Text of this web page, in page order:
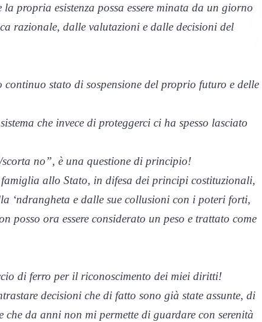
propria esistenza possa essere minata da un giorno
razionale, dalle valutazioni e dalle decisioni del
continuo stato di sospensione del proprio futuro e delle
che invece di proteggerci ci ha spesso lasciato
no”, è una questione di principio!
allo Stato, in difesa dei principi costituzionali,
‘ndrangheta e dalle sue collusioni con i poteri forti,
ora essere considerato un peso e trattato come
di ferro per il riconoscimento dei miei diritti!
decisioni che di fatto sono già state assunte, di
da anni non mi permette di guardare con serenità